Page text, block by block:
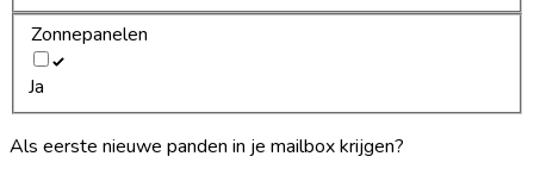
Zonnepanelen
Ja
Als eerste nieuwe panden in je mailbox krijgen?